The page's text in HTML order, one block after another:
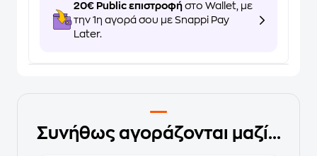
20€ Public επιστροφή στο Wallet, με
την 1η αγορά σου με Snappi Pay
Later.
Συνήθως αγοράζονται μαζί...